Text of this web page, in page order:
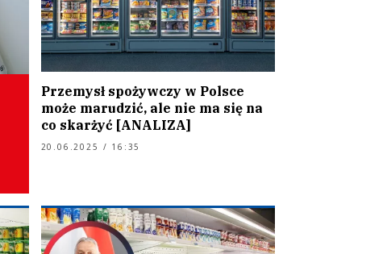
Przemysł spożywczy w Polsce
może marudzić, ale nie ma się na
co skarżyć [ANALIZA]
20.06.2025 / 16:35